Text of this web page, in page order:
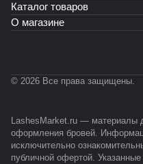
Каталог товаров
О магазине
© 2026 Все права защищены.
LashesMarket.ru — материалы
оформления бровей.
исключительно
публичной офертой.